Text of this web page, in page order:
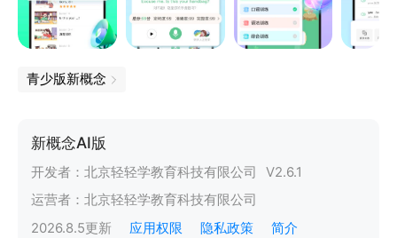
青少版新概念
新概念AI版
开发者： 北京轻轻学教育科技有限公司 V2.6.1
运营者： 北京轻轻学教育科技有限公司
2026.8.5更新 应用权限 隐私政策 简介